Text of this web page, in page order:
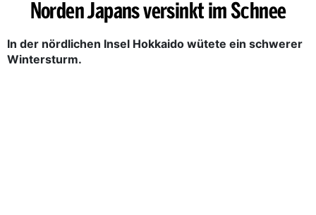
Norden Japans versinkt im Schnee
In der nördlichen Insel Hokkaido wütete ein schwerer
Wintersturm.